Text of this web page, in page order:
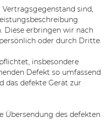
sind,
Diese erbringen wir nach
oder durch Dritte.
insbesondere
Defekt so umfassend
das defekte Gerät zur
Übersendung des defekten